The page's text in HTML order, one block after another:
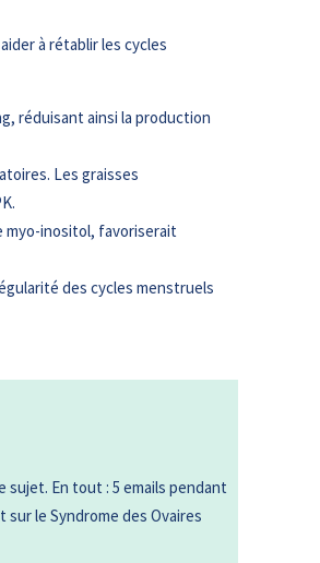
à rétablir les cycles
réduisant ainsi la production
Les graisses
myo-inositol, favoriserait
des cycles menstruels
sujet. En tout : 5 emails pendant
sur le Syndrome des Ovaires